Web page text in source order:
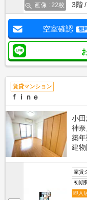
画像 : 22枚
3階
空室確認 無
賃貸マンション
ｆｉｎｅ
小
神
築年
建
家賃
初期
即入